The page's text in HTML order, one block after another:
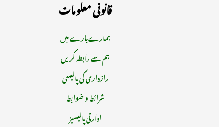
قانونی معلومات
ہمارے بارے میں
ہم سے رابطہ کریں
رازداری کی پالیسی
شرائط و ضوابط
ادارتی پالیسیز